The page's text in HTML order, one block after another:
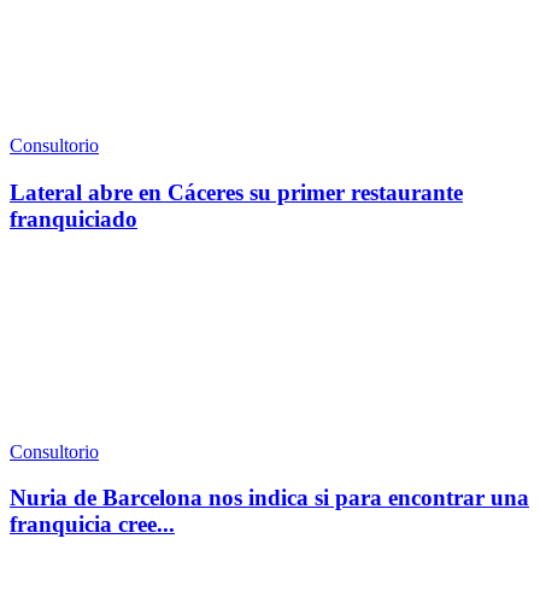
Consultorio
Lateral abre en Cáceres su primer restaurante
franquiciado
Consultorio
Nuria de Barcelona nos indica si para encontrar una
franquicia cree...